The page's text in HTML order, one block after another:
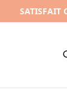
SATISFAIT